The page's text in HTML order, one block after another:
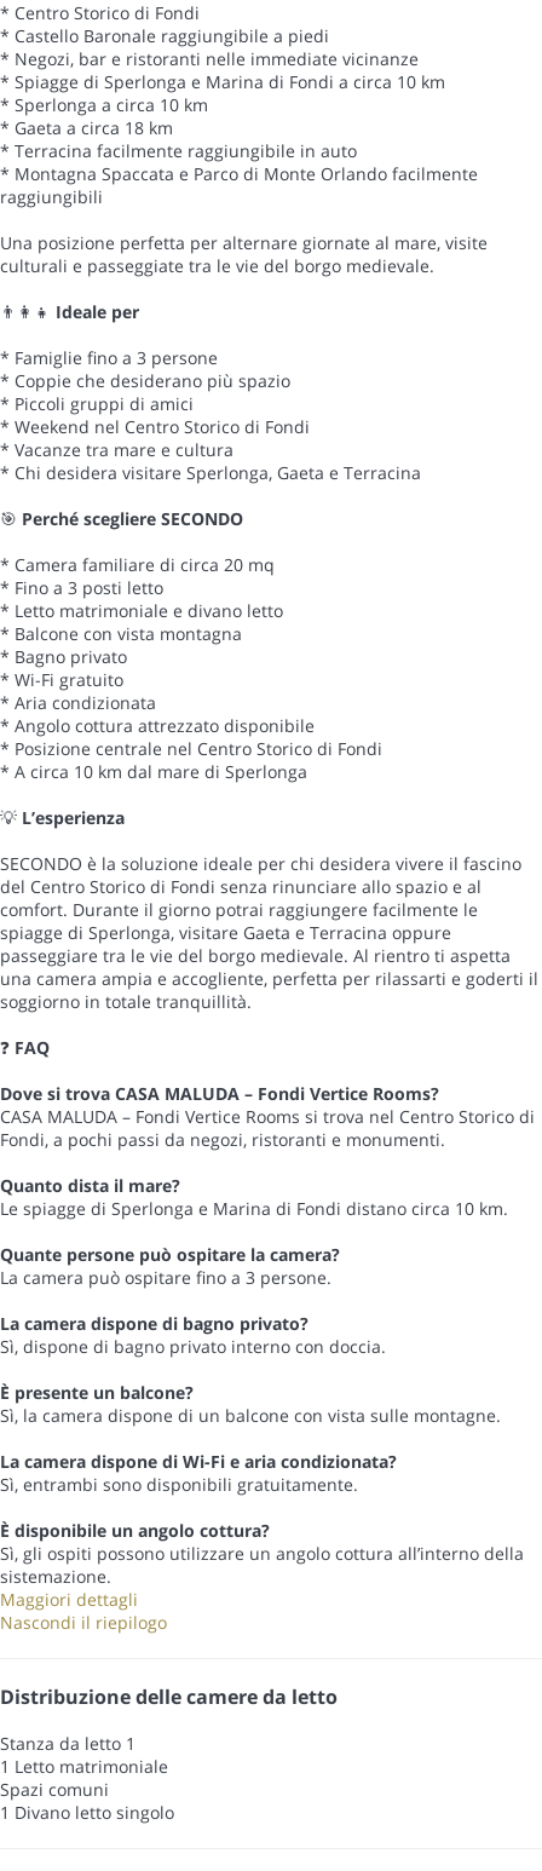
* Centro Storico di Fondi
* Castello Baronale raggiungibile a piedi
* Negozi, bar e ristoranti nelle immediate vicinanze
* Spiagge di Sperlonga e Marina di Fondi a circa 10 km
* Sperlonga a circa 10 km
* Gaeta a circa 18 km
* Terracina facilmente raggiungibile in auto
* Montagna Spaccata e Parco di Monte Orlando facilmente
raggiungibili
Una posizione perfetta per alternare giornate al mare, visite
culturali e passeggiate tra le vie del borgo medievale.
👨👩👧 Ideale per
* Famiglie fino a 3 persone
* Coppie che desiderano più spazio
* Piccoli gruppi di amici
* Weekend nel Centro Storico di Fondi
* Vacanze tra mare e cultura
* Chi desidera visitare Sperlonga, Gaeta e Terracina
🎯 Perché scegliere SECONDO
* Camera familiare di circa 20 mq
* Fino a 3 posti letto
* Letto matrimoniale e divano letto
* Balcone con vista montagna
* Bagno privato
* Wi-Fi gratuito
* Aria condizionata
* Angolo cottura attrezzato disponibile
* Posizione centrale nel Centro Storico di Fondi
* A circa 10 km dal mare di Sperlonga
💡 L’esperienza
SECONDO è la soluzione ideale per chi desidera vivere il fascino
del Centro Storico di Fondi senza rinunciare allo spazio e al
comfort. Durante il giorno potrai raggiungere facilmente le
spiagge di Sperlonga, visitare Gaeta e Terracina oppure
passeggiare tra le vie del borgo medievale. Al rientro ti aspetta
una camera ampia e accogliente, perfetta per rilassarti e goderti il
soggiorno in totale tranquillità.
❓ FAQ
Dove si trova CASA MALUDA – Fondi Vertice Rooms?
CASA MALUDA – Fondi Vertice Rooms si trova nel Centro Storico di
Fondi, a pochi passi da negozi, ristoranti e monumenti.
Quanto dista il mare?
Le spiagge di Sperlonga e Marina di Fondi distano circa 10 km.
Quante persone può ospitare la camera?
La camera può ospitare fino a 3 persone.
La camera dispone di bagno privato?
Sì, dispone di bagno privato interno con doccia.
È presente un balcone?
Sì, la camera dispone di un balcone con vista sulle montagne.
La camera dispone di Wi-Fi e aria condizionata?
Sì, entrambi sono disponibili gratuitamente.
È disponibile un angolo cottura?
Sì, gli ospiti possono utilizzare un angolo cottura all’interno della
sistemazione.
Maggiori dettagli
Nascondi il riepilogo
Distribuzione delle camere da letto
Stanza da letto 1
1 Letto matrimoniale
Spazi comuni
1 Divano letto singolo